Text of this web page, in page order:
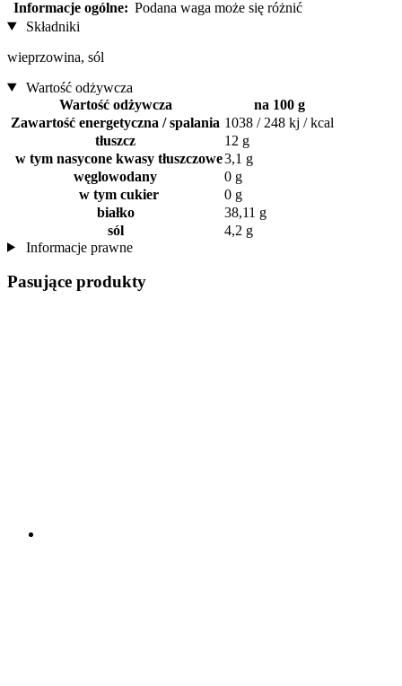
Informacje ogólne: Podana waga może się różnić
Składniki
wieprzowina, sól
Wartość odżywcza
Wartość odżywcza
na 100 g
Zawartość energetyczna / spalania 1038 / 248 kj / kcal
tłuszcz
12 g
w tym nasycone kwasy tłuszczowe3,1 g
węglowodany
0 g
w tym cukier
0 g
białko
38,11 g
sól
4,2 g
Informacje prawne
Pasujące produkty